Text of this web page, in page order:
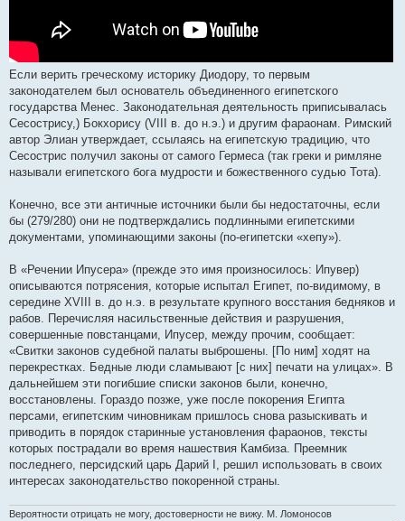
Если верить греческому историку Диодору, то первым
законодателем был основатель объединенного египетского
государства Менес. Законодательная деятельность приписывалась
Сесострису,) Бокхорису (VIII в. до н.э.) и другим фараонам. Римский
автор Элиан утверждает, ссылаясь на египетскую традицию, что
Сесострис получил законы от самого Гермеса (так греки и римляне
называли египетского бога мудрости и божественного судью Тота).
Конечно, все эти античные источники были бы недостаточны, если
бы (279/280) они не подтверждались подлинными египетскими
документами, упоминающими законы (по-египетски «хепу»).
В «Речении Ипусера» (прежде это имя произносилось: Ипувер)
описываются потрясения, которые испытал Египет, по-видимому, в
середине XVIII в. до н.э. в результате крупного восстания бедняков и
рабов. Перечисляя насильственные действия и разрушения,
совершенные повстанцами, Ипусер, между прочим, сообщает:
«Свитки законов судебной палаты выброшены. [По ним] ходят на
перекрестках. Бедные люди сламывают [с них] печати на улицах». В
дальнейшем эти погибшие списки законов были, конечно,
восстановлены. Гораздо позже, уже после покорения Египта
персами, египетским чиновникам пришлось снова разыскивать и
приводить в порядок старинные установления фараонов, тексты
которых пострадали во время нашествия Камбиза. Преемник
последнего, персидский царь Дарий I, решил использовать в своих
интересах законодательство покоренной страны.
Вероятности отрицать не могу, достоверности не вижу. М. Ломоносов